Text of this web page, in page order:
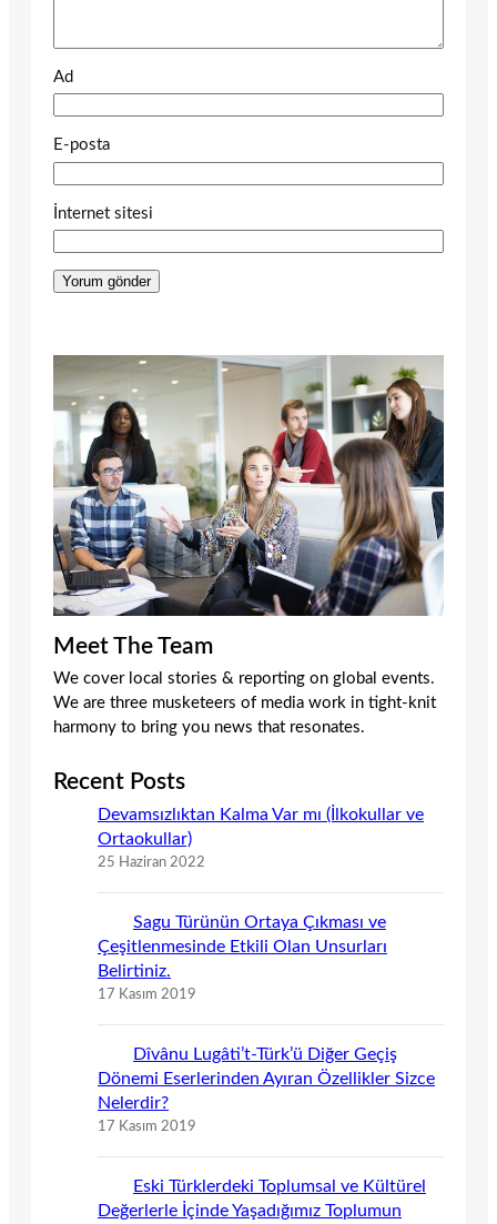
Ad
E-posta
İnternet sitesi
Meet The Team
We cover local stories & reporting on global events.
We are three musketeers of media work in tight-knit
harmony to bring you news that resonates.
Recent Posts
Devamsızlıktan Kalma Var mı (İlkokullar ve
Ortaokullar)
25 Haziran 2022
Sagu Türünün Ortaya Çıkması ve
Çeşitlenmesinde Etkili Olan Unsurları
Belirtiniz.
17 Kasım 2019
Dîvânu Lugâti’t-Türk’ü Diğer Geçiş
Dönemi Eserlerinden Ayıran Özellikler Sizce
Nelerdir?
17 Kasım 2019
Eski Türklerdeki Toplumsal ve Kültürel
Değerlerle İçinde Yaşadığımız Toplumun